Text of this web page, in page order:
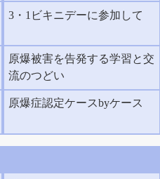
3・1ビキニデーに参加して
原爆被害を告発する学習と交
流のつどい
原爆症認定ケースbyケース